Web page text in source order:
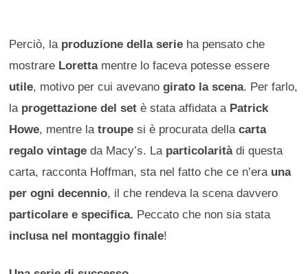
Perciò, la produzione della serie ha pensato che
mostrare Lorettamentre lo faceva potesse essere
utile, motivo per cui avevanogirato la scena. Per farlo,
la progettazione del set è stata affidata a Patrick
Howe, mentre latroupe si è procurata dellacarta
regalo vintage da Macy’s. La particolaritàdi questa
carta, racconta Hoffman, sta nel fatto che ce n’era una
per ogni decennio, il che rendeva la scena davvero
particolare e specifica. Peccato che non sia stata
inclusa nel montaggio finale!